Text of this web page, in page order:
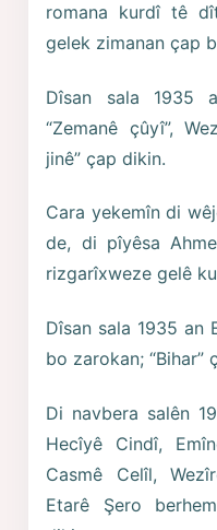
romana kurdî tê
gelek zimanan çap
Dîsan sala 1935
“Zemanê çûyî”,
jinê” çap dikin.
Cara yekemîn di
de, di pîyêsa
rizgarîxweze gelê
Dîsan sala 1935 an
bo zarokan; “Bihar”
Di navbera salên
Hecîyê Cindî,
Casmê Celîl,
Etarê Şero